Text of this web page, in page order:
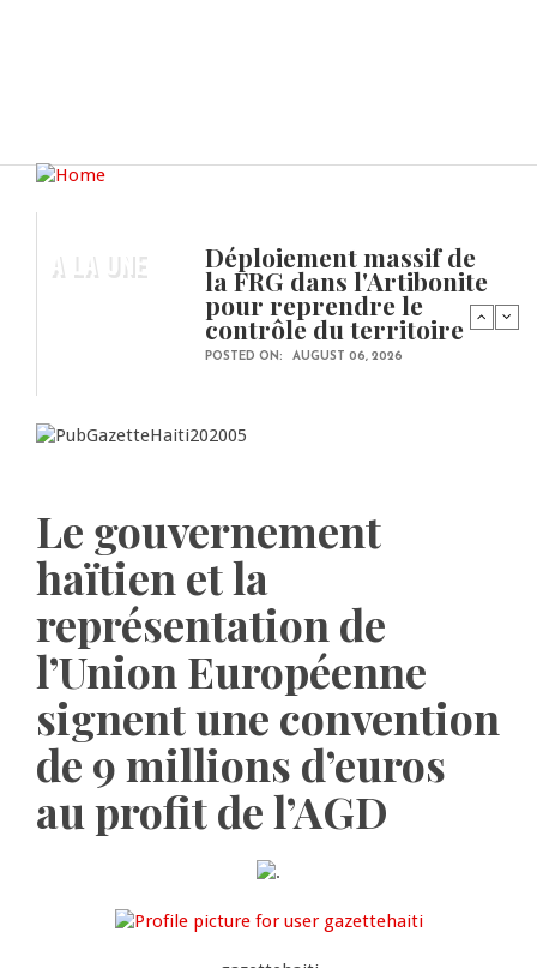
A LA UNE Déploiement massif de
la FRG dans l'Artibonite
pour reprendre le
contrôle du territoire
POSTED ON: AUGUST 06, 2026
Le gouvernement
haïtien et la
représentation de
l’Union Européenne
signent une convention
de 9 millions d’euros
au profit de l’AGD